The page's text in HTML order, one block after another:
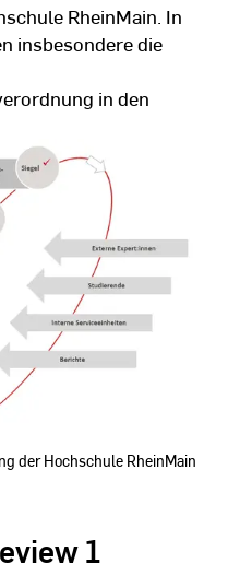
RheinMain. In
insbesondere die
in den
der Hochschule RheinMain
1